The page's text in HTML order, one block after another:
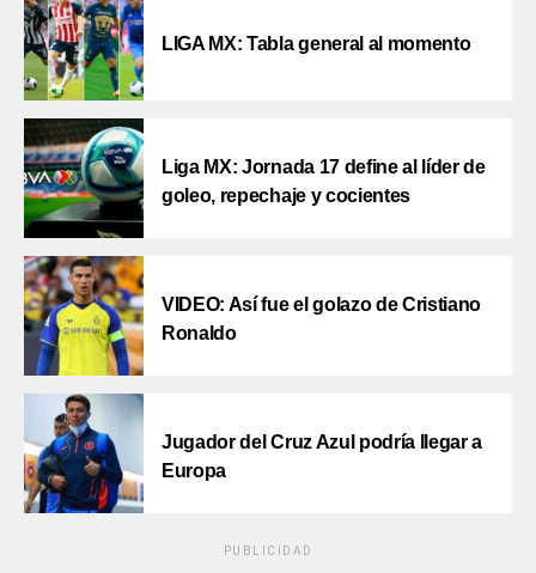
LIGA MX: Tabla general al momento
Liga MX: Jornada 17 define al líder de
goleo, repechaje y cocientes
VIDEO: Así fue el golazo de Cristiano
Ronaldo
Jugador del Cruz Azul podría llegar a
Europa
PUBLICIDAD